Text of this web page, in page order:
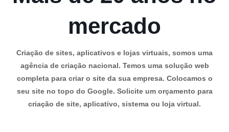
mercado
Criação de sites, aplicativos e lojas virtuais, somos uma
agência de criação nacional. Temos uma solução web
completa para criar o site da sua empresa. Colocamos o
seu site no topo do Google. Solicite um orçamento para
criação de site, aplicativo, sistema ou loja virtual.